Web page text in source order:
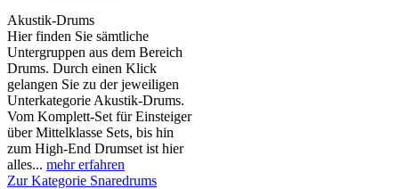
Akustik-Drums
Hier finden Sie sämtliche
Untergruppen aus dem Bereich
Drums. Durch einen Klick
gelangen Sie zu der jeweiligen
Unterkategorie Akustik-Drums.
Vom Komplett-Set für Einsteiger
über Mittelklasse Sets, bis hin
zum High-End Drumset ist hier
alles... mehr erfahren
Zur Kategorie Snaredrums